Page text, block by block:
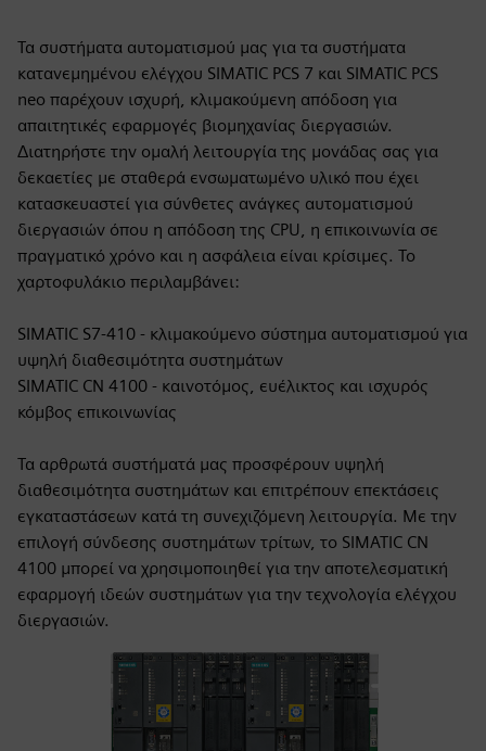
Τα συστήματα αυτοματισμού μας για τα συστήματα
κατανεμημένου ελέγχου SIMATIC PCS 7 και SIMATIC PCS
neo παρέχουν ισχυρή, κλιμακούμενη απόδοση για
απαιτητικές εφαρμογές βιομηχανίας διεργασιών.
Διατηρήστε την ομαλή λειτουργία της μονάδας σας για
δεκαετίες με σταθερά ενσωματωμένο υλικό που έχει
κατασκευαστεί για σύνθετες ανάγκες αυτοματισμού
διεργασιών όπου η απόδοση της CPU, η επικοινωνία σε
πραγματικό χρόνο και η ασφάλεια είναι κρίσιμες. Το
χαρτοφυλάκιο περιλαμβάνει:
SIMATIC S7-410 - κλιμακούμενο σύστημα αυτοματισμού για
υψηλή διαθεσιμότητα συστημάτων
SIMATIC CN 4100 - καινοτόμος, ευέλικτος και ισχυρός
κόμβος επικοινωνίας
Τα αρθρωτά συστήματά μας προσφέρουν υψηλή
διαθεσιμότητα συστημάτων και επιτρέπουν επεκτάσεις
εγκαταστάσεων κατά τη συνεχιζόμενη λειτουργία. Με την
επιλογή σύνδεσης συστημάτων τρίτων, το SIMATIC CN
4100 μπορεί να χρησιμοποιηθεί για την αποτελεσματική
εφαρμογή ιδεών συστημάτων για την τεχνολογία ελέγχου
διεργασιών.